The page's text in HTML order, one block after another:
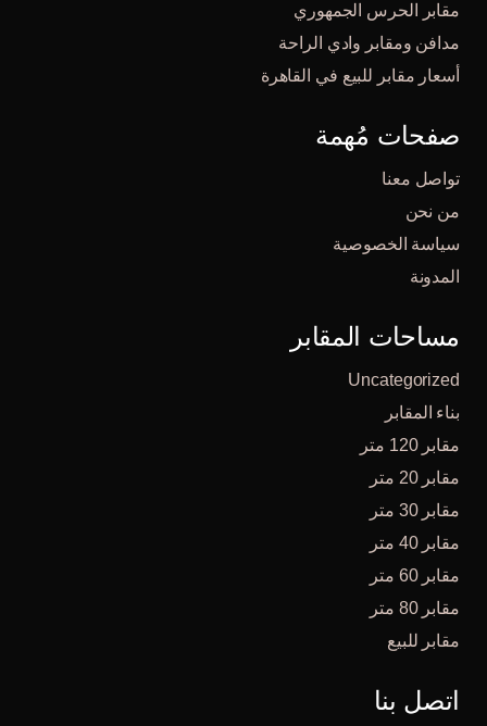
مقابر الحرس الجمهوري
مدافن ومقابر وادي الراحة
أسعار مقابر للبيع في القاهرة
صفحات مُهمة
تواصل معنا
من نحن
سياسة الخصوصية
المدونة
مساحات المقابر
Uncategorized
بناء المقابر
مقابر 120 متر
مقابر 20 متر
مقابر 30 متر
مقابر 40 متر
مقابر 60 متر
مقابر 80 متر
مقابر للبيع
اتصل بنا